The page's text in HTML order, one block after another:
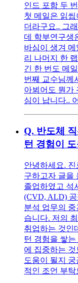
인드 포함 두
첫 메일은 읽
더라구요.. 그
데 학부연구생
바심이 생겨 메
리 나머지 한
긴 한 번도 메
번째 교수님께
아뵈어도 뭔가
심이 납니다..
Q. 반도체
턴 경험이
안녕하세요.
구하고자 글을
졸업하였고 석
(CVD, ALD)
분석 업무의
습니다. 저의
취업하는 것인
턴 경험을 쌓
에 집중하는
도움이 될지
적인 조언 부